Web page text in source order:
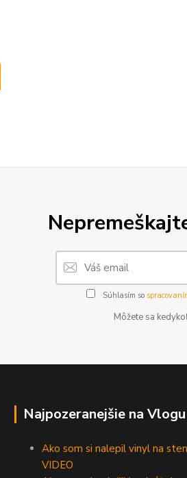
Súhlasím so
Môžete sa
Najpozeranejšie na Vlogu
Ako som si nalepil vinyl na
VIDEO